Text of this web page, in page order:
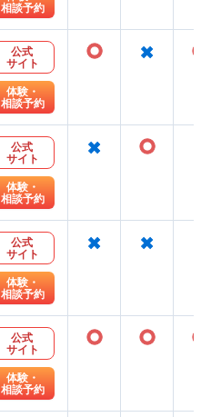
相談予約
公式
サイト
体験・
相談予約
○ ×
公式
サイト
体験・
相談予約
× ○
公式
サイト
体験・
相談予約
× ×
公式
サイト
体験・
相談予約
○ ○